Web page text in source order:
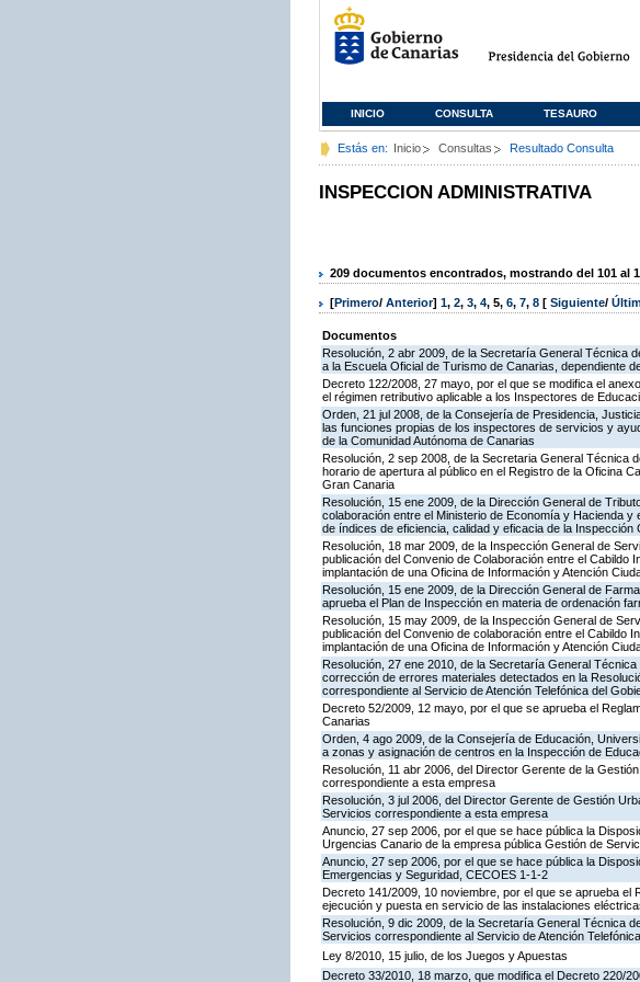
INICIO CONSULTA TESAURO
Estás en: Inicio Consultas Resultado Consulta
INSPECCION ADMINISTRATIVA
209 documentos encontrados, mostrando del 101 al
[Primero/ Anterior] 1, 2, 3, 4, 5, 6, 7, 8 [ Siguiente/
Documentos
Resolución, 2 abr 2009, de la Secretaría General Técnica
a la Escuela Oficial de Turismo de Canarias, dependiente
Decreto 122/2008, 27 mayo, por el que se modifica el
el régimen retributivo aplicable a los Inspectores de
Orden, 21 jul 2008, de la Consejería de Presidencia,
las funciones propias de los inspectores de servicios y
de la Comunidad Autónoma de Canarias
Resolución, 2 sep 2008, de la Secretaria General Técnica
horario de apertura al público en el Registro de la Oficina
Gran Canaria
Resolución, 15 ene 2009, de la Dirección General de
colaboración entre el Ministerio de Economía y Hacienda
de índices de eficiencia, calidad y eficacia de la
Resolución, 18 mar 2009, de la Inspección General de
publicación del Convenio de Colaboración entre el
implantación de una Oficina de Información y Atención
Resolución, 15 ene 2009, de la Dirección General de
aprueba el Plan de Inspección en materia de ordenación
Resolución, 15 may 2009, de la Inspección General de
publicación del Convenio de colaboración entre el Cabildo
implantación de una Oficina de Información y Atención
Resolución, 27 ene 2010, de la Secretaría General
corrección de errores materiales detectados en la
correspondiente al Servicio de Atención Telefónica del
Decreto 52/2009, 12 mayo, por el que se aprueba el
Canarias
Orden, 4 ago 2009, de la Consejería de Educación,
a zonas y asignación de centros en la Inspección de
Resolución, 11 abr 2006, del Director Gerente de la
correspondiente a esta empresa
Resolución, 3 jul 2006, del Director Gerente de Gestión
Servicios correspondiente a esta empresa
Anuncio, 27 sep 2006, por el que se hace pública la
Urgencias Canario de la empresa pública Gestión de
Anuncio, 27 sep 2006, por el que se hace pública la
Emergencias y Seguridad, CECOES 1-1-2
Decreto 141/2009, 10 noviembre, por el que se aprueba
ejecución y puesta en servicio de las instalaciones
Resolución, 9 dic 2009, de la Secretaría General Técnica
Servicios correspondiente al Servicio de Atención
Ley 8/2010, 15 julio, de los Juegos y Apuestas
Decreto 33/2010, 18 marzo, que modifica el Decreto 220/